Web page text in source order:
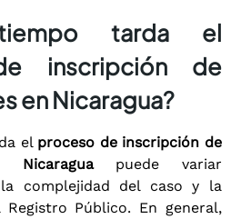
tarda el
inscripción de
en Nicaragua?
el proceso de inscripción de
Nicaraguapuede variar
complejidad del caso y la
Registro Público. En general,